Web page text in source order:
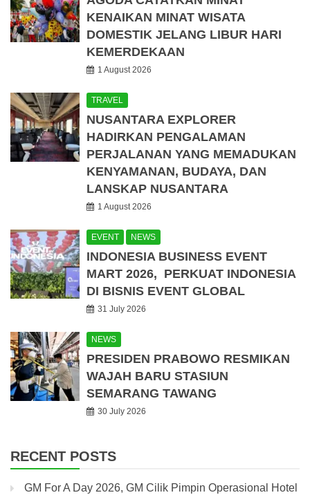
KENAIKAN MINAT WISATA
DOMESTIK JELANG LIBUR HARI
KEMERDEKAAN
1 August 2026
TRAVEL
NUSANTARA EXPLORER
HADIRKAN PENGALAMAN
PERJALANAN YANG MEMADUKAN
KENYAMANAN, BUDAYA, DAN
LANSKAP NUSANTARA
1 August 2026
EVENT NEWS
INDONESIA BUSINESS EVENT
MART 2026, PERKUAT INDONESIA
DI BISNIS EVENT GLOBAL
31 July 2026
NEWS
PRESIDEN PRABOWO RESMIKAN
WAJAH BARU STASIUN
SEMARANG TAWANG
30 July 2026
RECENT POSTS
GM For A Day 2026, GM Cilik Pimpin Operasional Hotel